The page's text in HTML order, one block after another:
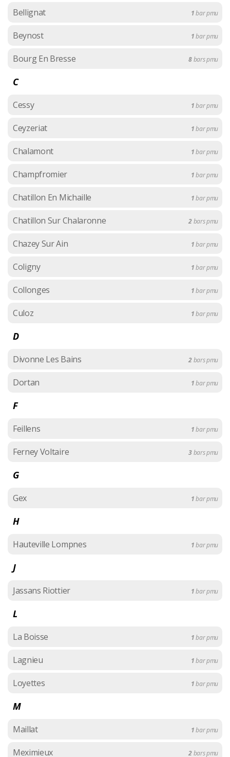
Bellignat 1bar pmu
Beynost 1bar pmu
Bourg En Bresse 8bars pmu
C
Cessy 1bar pmu
Ceyzeriat 1bar pmu
Chalamont 1bar pmu
Champfromier 1bar pmu
Chatillon En Michaille 1bar pmu
Chatillon Sur Chalaronne 2bars pmu
Chazey Sur Ain 1bar pmu
Coligny 1bar pmu
Collonges 1bar pmu
Culoz 1bar pmu
D
Divonne Les Bains 2bars pmu
Dortan 1bar pmu
F
Feillens 1bar pmu
Ferney Voltaire 3bars pmu
G
Gex 1bar pmu
H
Hauteville Lompnes 1bar pmu
J
Jassans Riottier 1bar pmu
L
La Boisse 1bar pmu
Lagnieu 1bar pmu
Loyettes 1bar pmu
M
Maillat 1bar pmu
Meximieux 2bars pmu